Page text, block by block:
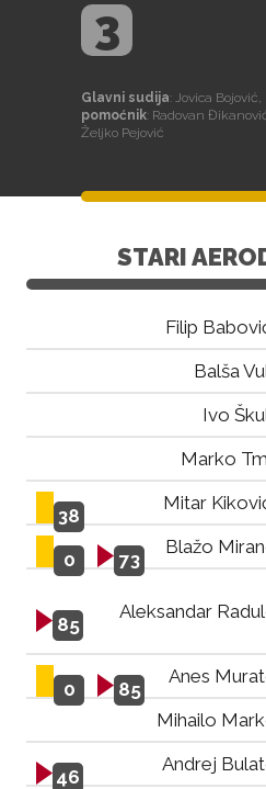
3
Glavni sudija: Jovica Bojović,
pomoćnik: Radovan
Željko Pejović
STARI
Filip
Balša
Ivo
Marko
38
Mitar
0 73
Blažo
85
Aleksandar
0 85
Anes
Mihailo
46
Andrej